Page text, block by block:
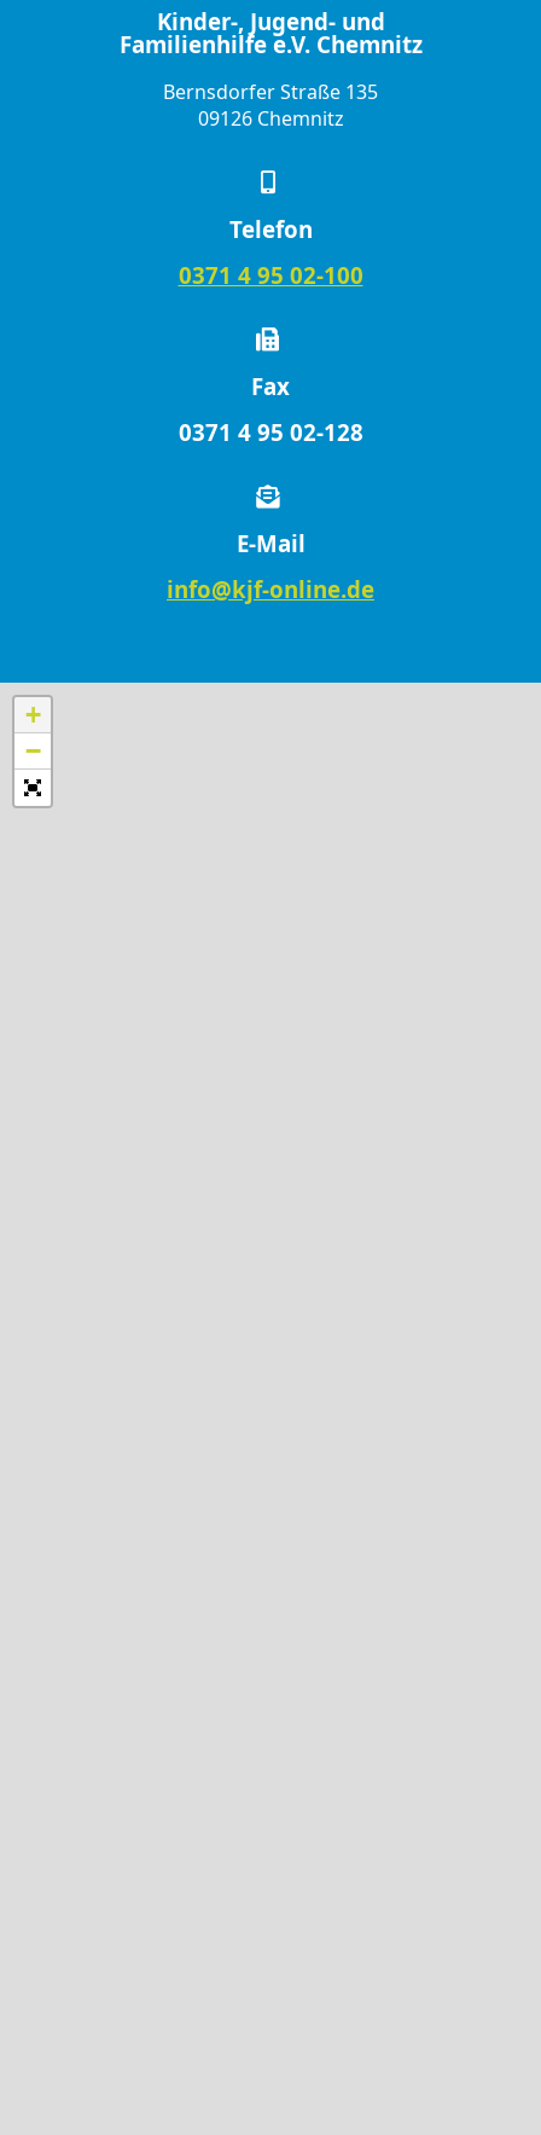
Kinder-, Jugend- und
Familienhilfe e.V. Chemnitz
Bernsdorfer Straße 135
09126 Chemnitz
Telefon
0371 4 95 02-100
Fax
0371 4 95 02-128
E-Mail
info@kjf-online.de
+
−